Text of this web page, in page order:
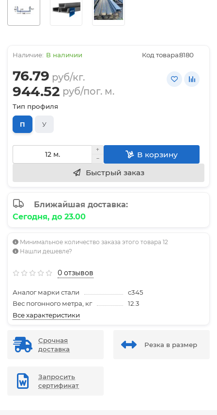
В наличии Код товара:8180
76.79 руб/кг.
944.52 руб/пог. м.
Тип профиля
П У
В корзину
Быстрый заказ
Ближайшая доставка:
Сегодня, до 23.00
Минимальное количество заказа этого товара 12
Нашли дешевле?
0 отзывов
Аналог марки стали
с345
Вес погонного метра, кг
12.3
Все характеристики
Срочная
доставка
Резка в размер
Запросить
сертификат